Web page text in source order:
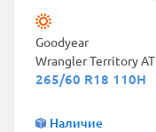
Goodyear
Wrangler Territory AT
265/60 R18 110H
Наличие